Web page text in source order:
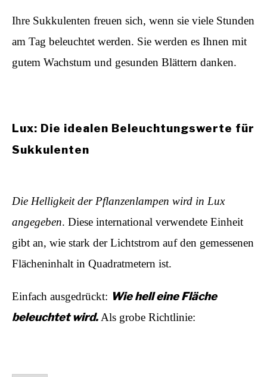
Ihre Sukkulenten freuen sich, wenn sie viele Stunden
am Tag beleuchtet werden. Sie werden es Ihnen mit
gutem Wachstum und gesunden Blättern danken.
Lux: Die idealen Beleuchtungswerte für
Sukkulenten
Die Helligkeit der Pflanzenlampen wird in Lux
angegeben. Diese international verwendete Einheit
gibt an, wie stark der Lichtstrom auf den gemessenen
Flächeninhalt in Quadratmetern ist.
Einfach ausgedrückt: Wie hell eine Fläche
beleuchtet wird.Als grobe Richtlinie: